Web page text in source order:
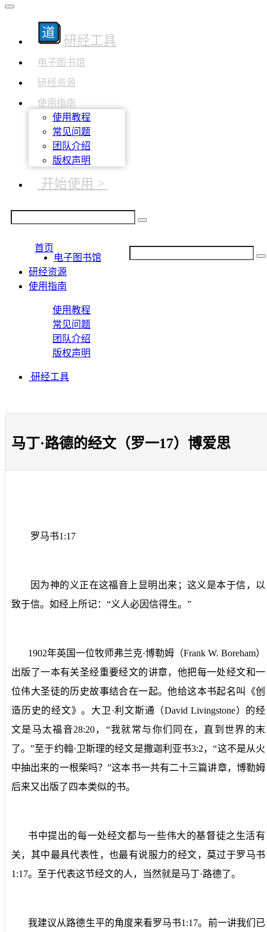
研经工具
电子图书馆
研经资源
使用指南
使用教程
常见问题
团队介绍
版权声明
开始使用 >
首页
电子图书馆
研经资源
使用指南
使用教程
常见问题
团队介绍
版权声明
研经工具
马丁·路德的经文（罗一17）博爱思
罗马书1:17
因为神的义正在这福音上显明出来；这义是本于信，以
致于信。如经上所记：“义人必因信得生。”
1902年英国一位牧师弗兰克·博勒姆（Frank W. Boreham）
出版了一本有关圣经重要经文的讲章，他把每一处经文和一
位伟大圣徒的历史故事结合在一起。他给这本书起名叫《创
造历史的经文》。大卫·利文斯通（David Livingstone）的经
文是马太福音28:20，“我就常与你们同在，直到世界的末
了。”至于约翰·卫斯理的经文是撒迦利亚书3:2，“这不是从火
中抽出来的一根柴吗？”这本书一共有二十三篇讲章，博勒姆
后来又出版了四本类似的书。
书中提出的每一处经文都与一些伟大的基督徒之生活有
关，其中最具代表性，也最有说服力的经文，莫过于罗马书
1:17。至于代表这节经文的人，当然就是马丁·路德了。
我建议从路德生平的角度来看罗马书1:17。前一讲我们已